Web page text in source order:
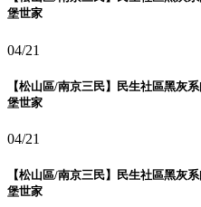
堡世家
04/21
【松山區/南京三民】民生社區黑灰
堡世家
04/21
【松山區/南京三民】民生社區黑灰
堡世家